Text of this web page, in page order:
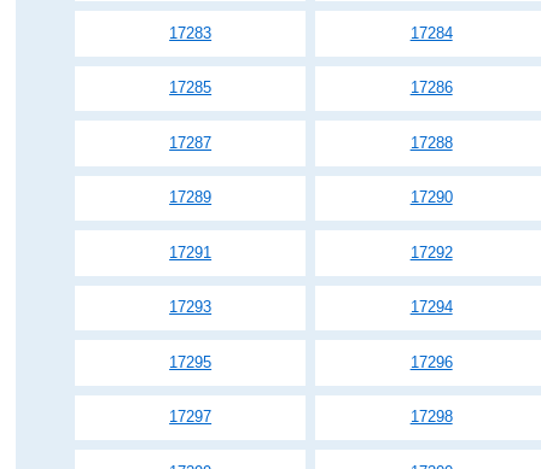
17283 17284
17285 17286
17287 17288
17289 17290
17291 17292
17293 17294
17295 17296
17297 17298